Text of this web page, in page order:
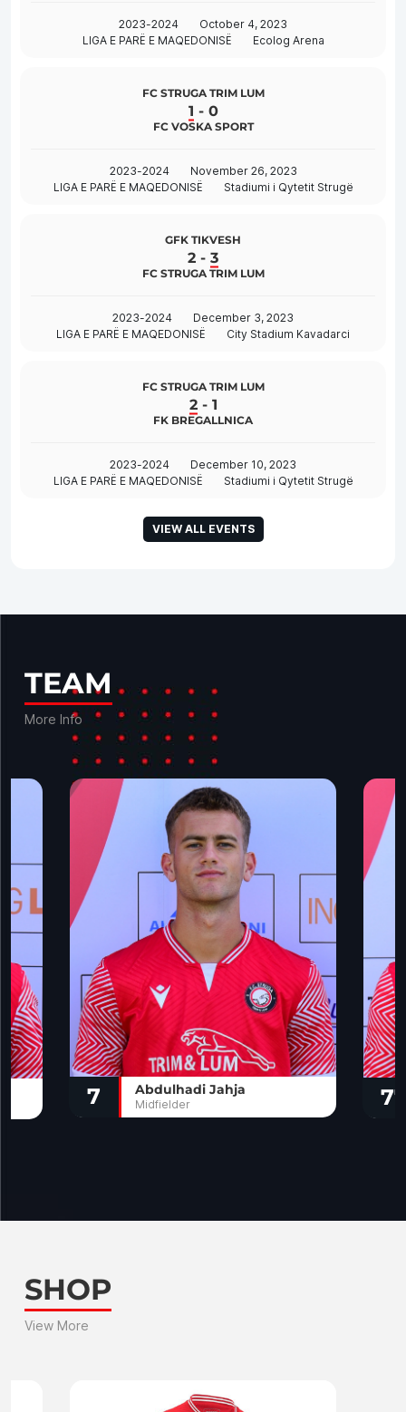
2023-2024
October 4, 2023
LIGA E PARË E MAQEDONISË
Ecolog Arena
FC STRUGA TRIM LUM
1 - 0
FC VOSKA SPORT
2023-2024
November 26, 2023
LIGA E PARË E MAQEDONISË
Stadiumi i Qytetit Strugë
GFK TIKVESH
2 - 3
FC STRUGA TRIM LUM
2023-2024
December 3, 2023
LIGA E PARË E MAQEDONISË
City Stadium Kavadarci
FC STRUGA TRIM LUM
2- 1
FK BREGALLNICA
2023-2024
December 10, 2023
LIGA E PARË E MAQEDONISË
Stadiumi i Qytetit Strugë
VIEW ALL EVENTS
TEAM
More Info
77 Valentin Kocoski
Midfielder 11
SHOP
View More